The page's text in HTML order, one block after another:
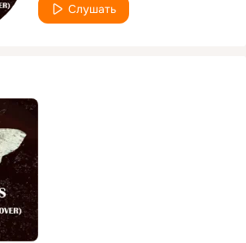
Слушать